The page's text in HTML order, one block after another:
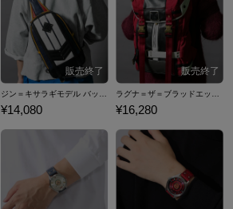
ジン＝キサラギモデル バッグ BLAZBLUE CENTRALFICTION
¥14,080
ラグナ＝ザ＝ブラッドエッジモデル バッグ BLAZBLUE CENTRALFICTION
¥16,280